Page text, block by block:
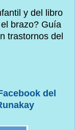
y del libro
brazo? Guía
trastornos del
del